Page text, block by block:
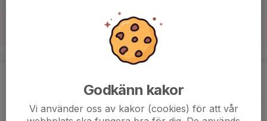
v.34
17:15
Träning
Godkänn kakor
Vi använder oss av kakor (cookies) för att vår